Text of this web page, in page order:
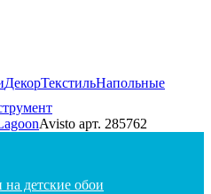
ДекорТекстильНапольные
Avisto арт. 285762
детские обои